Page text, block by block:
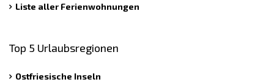
Liste aller Ferienwohnungen
Top 5 Urlaubsregionen
Ostfriesische Inseln